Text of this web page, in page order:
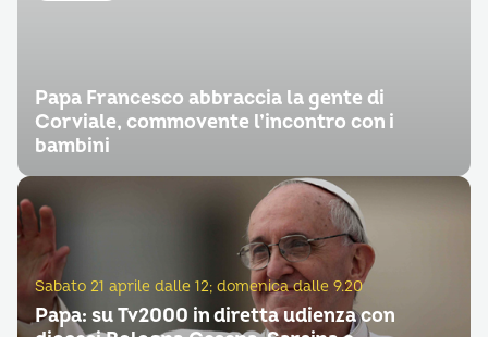
Papa Francesco abbraccia la gente di
Corviale, commovente l’incontro con i
bambini
Sabato 21 aprile dalle 12; domenica dalle 9.20
Papa: su Tv2000 in diretta udienza con